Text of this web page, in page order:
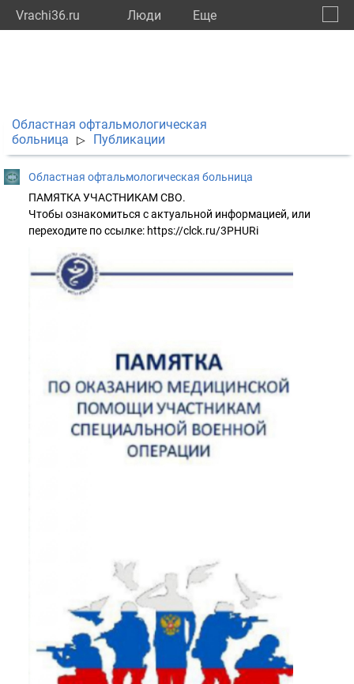
Vrachi36.ru Люди Eще
Областная офтальмологическая
больница
▷ Публикации
Областная офтальмологическая больница
ПАМЯТКА УЧАСТНИКАМ СВО.
Чтобы ознакомиться с актуальной информацией, или
переходите по ссылке: https://clck.ru/3PHURi